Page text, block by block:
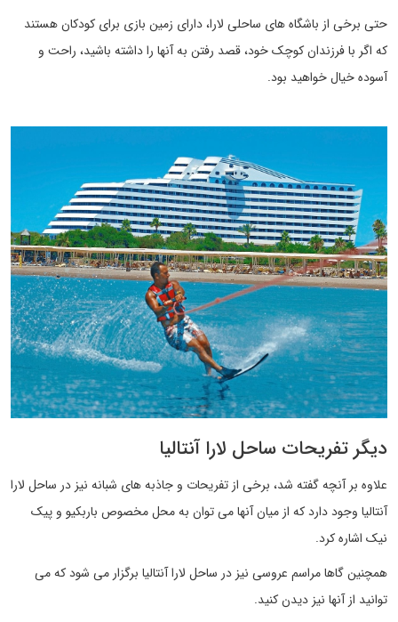
حتی برخی از باشگاه های ساحلی لارا، دارای زمین بازی برای کودکان هستند
که اگر با فرزندان کوچک خود، قصد رفتن به آنها را داشته باشید، راحت و
آسوده خیال خواهید بود.
دیگر تفریحات ساحل لارا آنتالیا
علاوه بر آنچه گفته شد، برخی از تفریحات و جاذبه های شبانه نیز در ساحل لارا
آنتالیا وجود دارد که از میان آنها می توان به محل مخصوص باربکیو و پیک
نیک اشاره کرد.
همچنین گاها مراسم عروسی نیز در ساحل لارا آنتالیا برگزار می شود که می
توانید از آنها نیز دیدن کنید.